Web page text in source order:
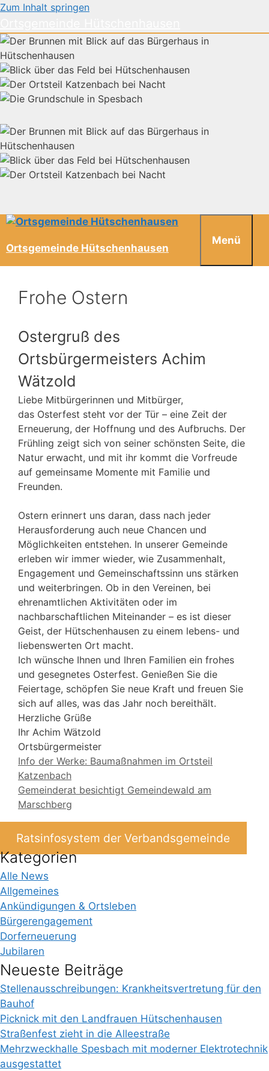
Zum Inhalt springen
Ortsgemeinde Hütschenhausen
Menü
Frohe Ostern
Ostergruß des
Ortsbürgermeisters Achim
Wätzold
Liebe Mitbürgerinnen und Mitbürger,
das Osterfest steht vor der Tür – eine Zeit der
Erneuerung, der Hoffnung und des Aufbruchs. Der
Frühling zeigt sich von seiner schönsten Seite, die
Natur erwacht, und mit ihr kommt die Vorfreude
auf gemeinsame Momente mit Familie und
Freunden.
Ostern erinnert uns daran, dass nach jeder
Herausforderung auch neue Chancen und
Möglichkeiten entstehen. In unserer Gemeinde
erleben wir immer wieder, wie Zusammenhalt,
Engagement und Gemeinschaftssinn uns stärken
und weiterbringen. Ob in den Vereinen, bei
ehrenamtlichen Aktivitäten oder im
nachbarschaftlichen Miteinander – es ist dieser
Geist, der Hütschenhausen zu einem lebens- und
liebenswerten Ort macht.
Ich wünsche Ihnen und Ihren Familien ein frohes
und gesegnetes Osterfest. Genießen Sie die
Feiertage, schöpfen Sie neue Kraft und freuen Sie
sich auf alles, was das Jahr noch bereithält.
Herzliche Grüße
Ihr Achim Wätzold
Ortsbürgermeister
Info der Werke: Baumaßnahmen im Ortsteil
Katzenbach
Gemeinderat besichtigt Gemeindewald am
Marschberg
Ratsinfosystem der Verbandsgemeinde
Kategorien
Alle News
Allgemeines
Ankündigungen & Ortsleben
Bürgerengagement
Dorferneuerung
Jubilaren
Neueste Beiträge
Stellenausschreibungen: Krankheitsvertretung für den
Bauhof
Picknick mit den Landfrauen Hütschenhausen
Straßenfest zieht in die Alleestraße
Mehrzweckhalle Spesbach mit moderner Elektrotechnik
ausgestattet